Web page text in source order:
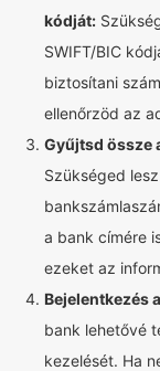
kódját:
SWIFT/BIC
biztosítani
ellenőrzöd az
Gyűjtsd össze
Szükséged
a bank címére
ezeket az
Bejelentkezés
bank lehetővé
kezelését. Ha